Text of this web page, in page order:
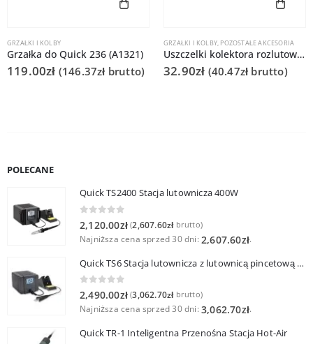
GRZAŁKI I KOLBY
Grzałka do Quick 236 (A1321)
119.00zł (146.37zł brutto)
GRZAŁKI I KOLBY, POZOSTAŁE AKCESORIA
Uszczelki kolektora rozlutownicy Quick 809B
32.90zł (40.47zł brutto)
POLECANE
Quick TS2400 Stacja lutownicza 400W
2,120.00zł (2,607.60złbrutto)
Najniższa cena sprzed 30 dni: 2,607.60zł.
Quick TS6 Stacja lutownicza z lutownicą pincetową 60W
0 out of 5
2,490.00zł (3,062.70złbrutto)
Najniższa cena sprzed 30 dni: 3,062.70zł.
Quick TR-1 Inteligentna Przenośna Stacja Hot-Air